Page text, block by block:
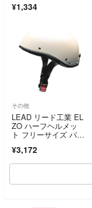
¥1,334
その他
LEAD リード工業 EL
ZO ハーフヘルメッ
ト フリーサイズ パー
¥3,172